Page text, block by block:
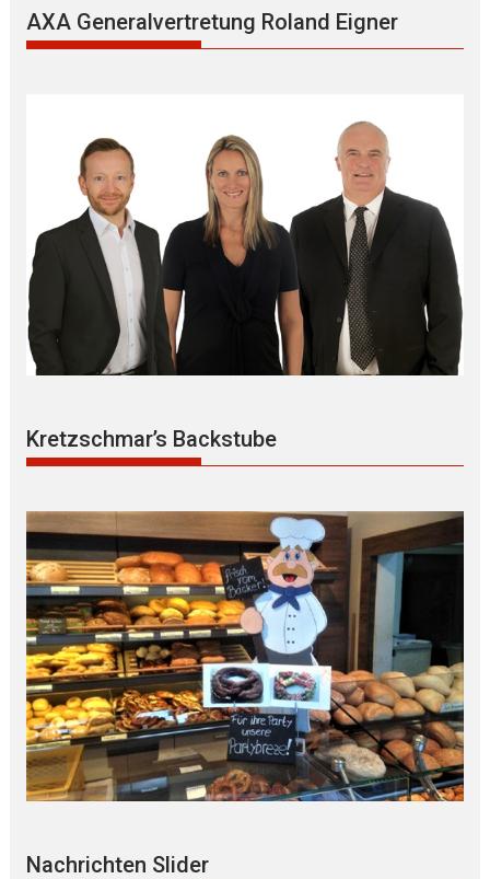
AXA Generalvertretung Roland Eigner
Kretzschmar’s Backstube
Nachrichten Slider